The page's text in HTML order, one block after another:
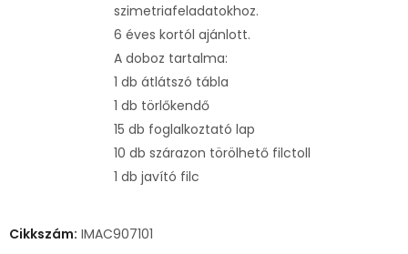
szimetriafeladatokhoz.
6 éves kortól ajánlott.
A doboz tartalma:
1 db átlátszó tábla
1 db törlőkendő
15 db foglalkoztató lap
10 db szárazon törölhető filctoll
1 db javító filc
Cikkszám: IMAC907101